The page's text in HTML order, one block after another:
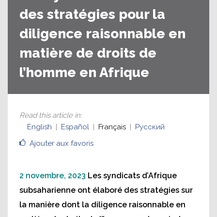
des stratégies pour la
diligence raisonnable en
matière de droits de
l’homme en Afrique
Ajouter aux favoris
Read this article in:
English
Español Français Русский
2 novembre, 2023 Les syndicats d’Afrique
subsaharienne ont élaboré des stratégies sur
la manière dont la diligence raisonnable en